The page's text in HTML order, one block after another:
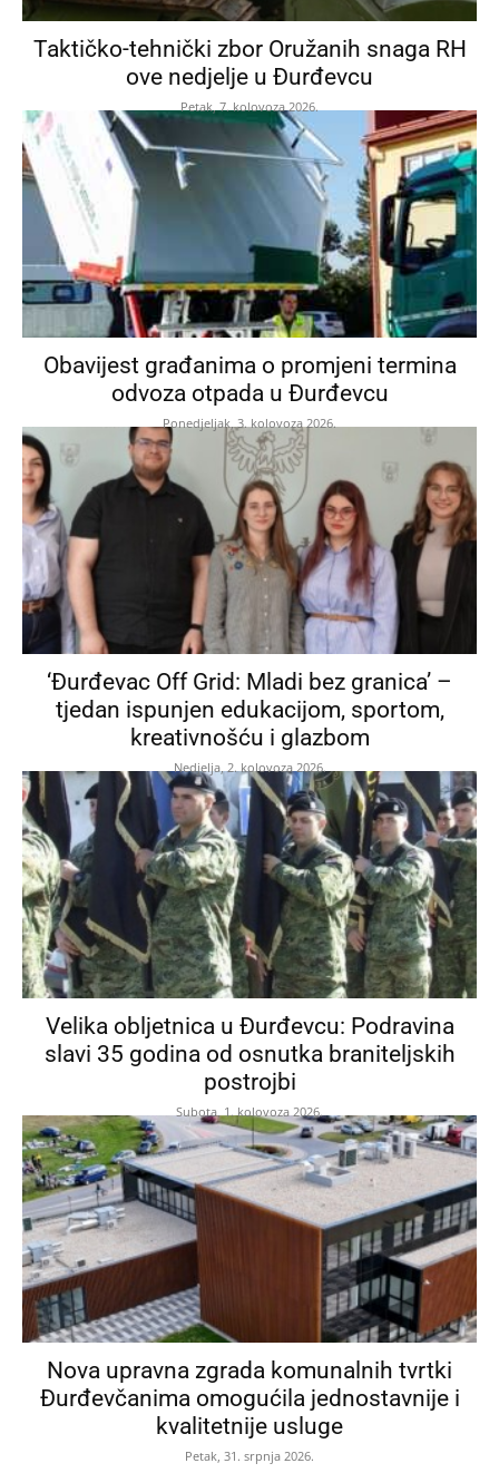
Taktičko-tehnički zbor Oružanih snaga RH
ove nedjelje u Đurđevcu
Petak, 7. kolovoza 2026.
Obavijest građanima o promjeni termina
odvoza otpada u Đurđevcu
Ponedjeljak, 3. kolovoza 2026.
‘Đurđevac Off Grid: Mladi bez granica’ –
tjedan ispunjen edukacijom, sportom,
kreativnošću i glazbom
Nedjelja, 2. kolovoza 2026.
Velika obljetnica u Đurđevcu: Podravina
slavi 35 godina od osnutka braniteljskih
postrojbi
Subota, 1. kolovoza 2026.
Nova upravna zgrada komunalnih tvrtki
Đurđevčanima omogućila jednostavnije i
kvalitetnije usluge
Petak, 31. srpnja 2026.